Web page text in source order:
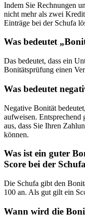
Indem Sie Rechnungen
nicht mehr als zwei
Einträge bei der Schufa
Was bedeutet
Das bedeutet, dass ein
Bonitätsprüfung einen
Was bedeutet
Negative Bonität
aufweisen. Entsprechend
aus, dass Sie Ihren
können.
Was ist ein guter
Score bei der
Die Schufa gibt den
100 an. Als gut gilt ein
Wann wird die